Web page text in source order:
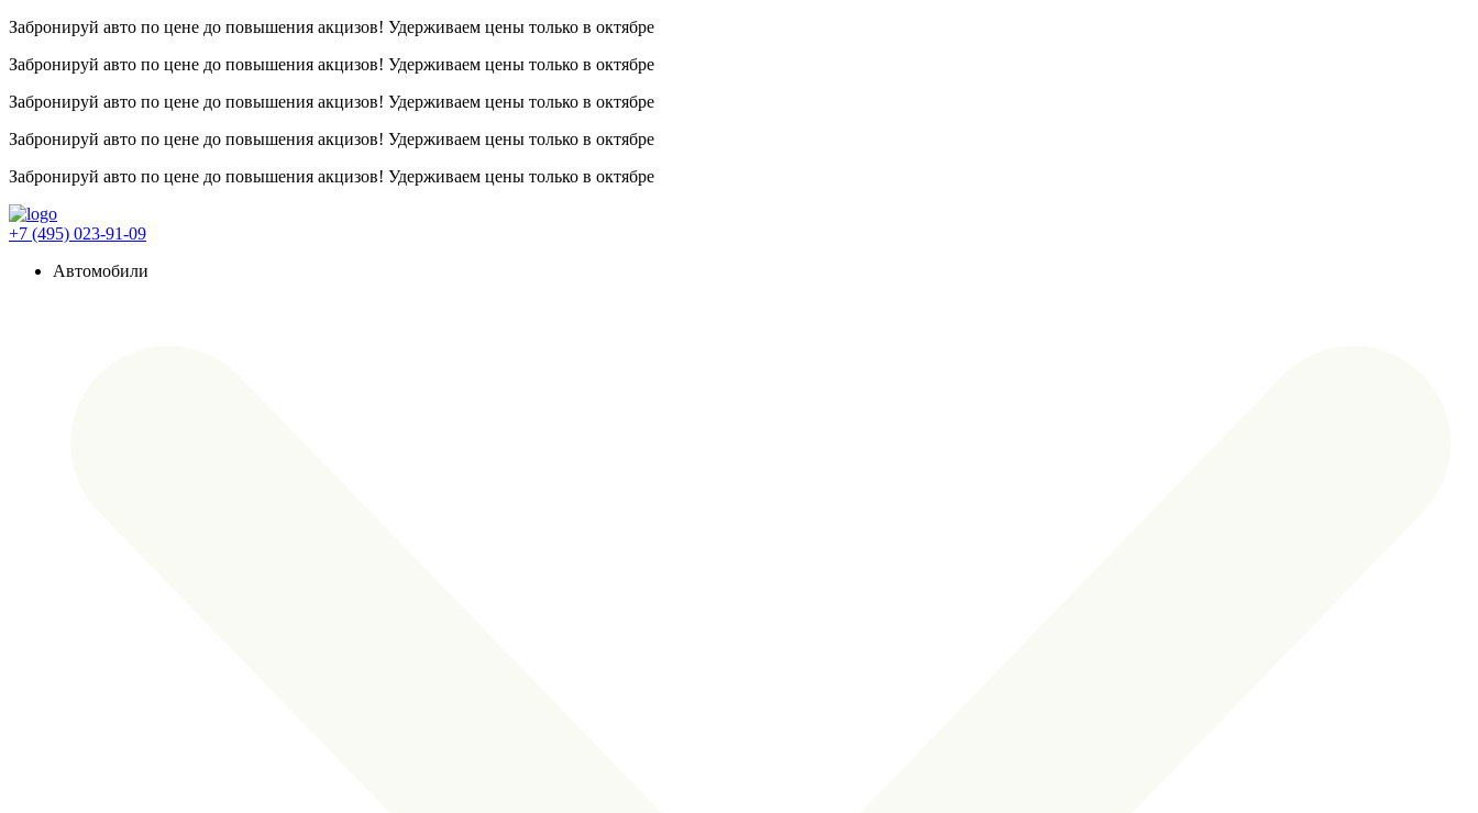
Забронируй авто по цене до повышения акцизов! Удерживаем цены только в октябре
Забронируй авто по цене до повышения акцизов! Удерживаем цены только в октябре
Забронируй авто по цене до повышения акцизов! Удерживаем цены только в октябре
Забронируй авто по цене до повышения акцизов! Удерживаем цены только в октябре
Забронируй авто по цене до повышения акцизов! Удерживаем цены только в октябре
+7 (495) 023-91-09
Автомобили